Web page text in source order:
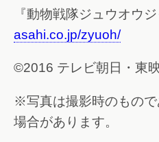
『動物戦隊ジュウオウジ
asahi.co.jp/zyuoh/
©2016 テレビ朝日・東
※写真は撮影時のもの
場合があります。